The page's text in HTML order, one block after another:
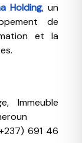
Holding, un
de
et la
Immeuble
691 46